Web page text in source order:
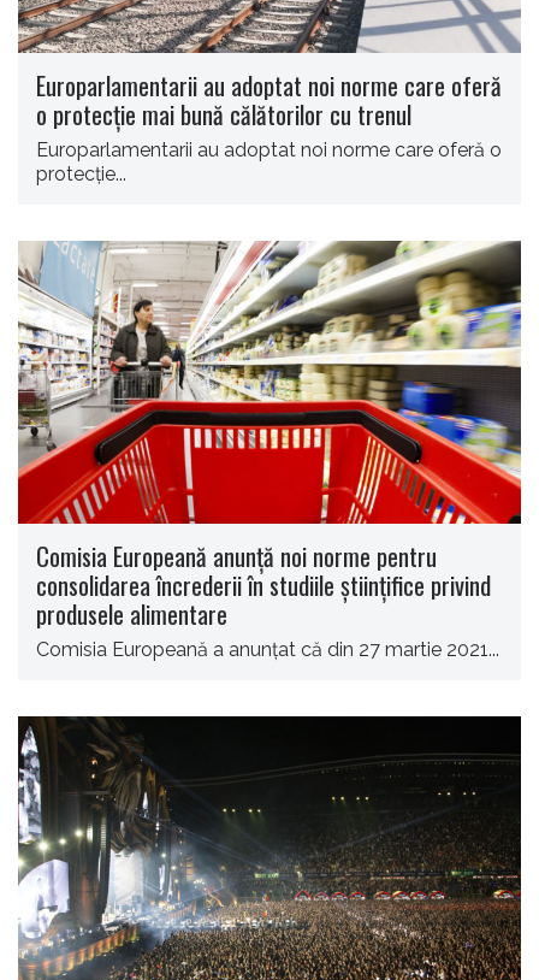
Europarlamentarii au adoptat noi norme care oferă
o protecţie mai bună călătorilor cu trenul
Europarlamentarii au adoptat noi norme care oferă o
protecţie...
Comisia Europeană anunţă noi norme pentru
consolidarea încrederii în studiile ştiinţifice privind
produsele alimentare
Comisia Europeană a anunţat că din 27 martie 2021...